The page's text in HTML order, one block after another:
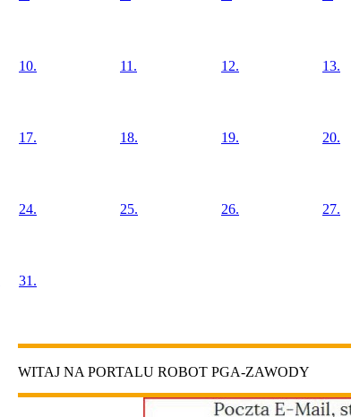
10. 11. 12. 13.
17. 18. 19. 20.
24. 25. 26. 27.
31.
WITAJ NA PORTALU ROBOT PGA-ZAWODY